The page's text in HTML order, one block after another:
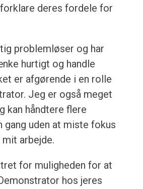
deres fordele for
problemløser og har
hurtigt og handle
er afgørende i en rolle
Jeg er også meget
kan håndtere flere
gang uden at miste fokus
arbejde.
for muligheden for at
hos jeres